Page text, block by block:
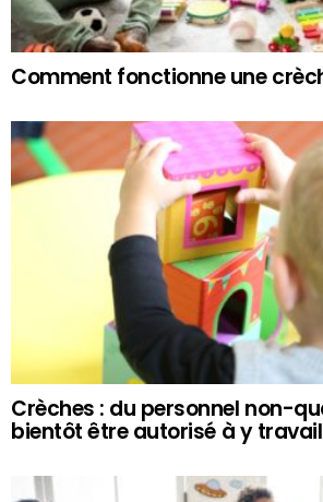
Comment fonctionne une
Crèches : du personnel non-
bientôt être autorisé à y